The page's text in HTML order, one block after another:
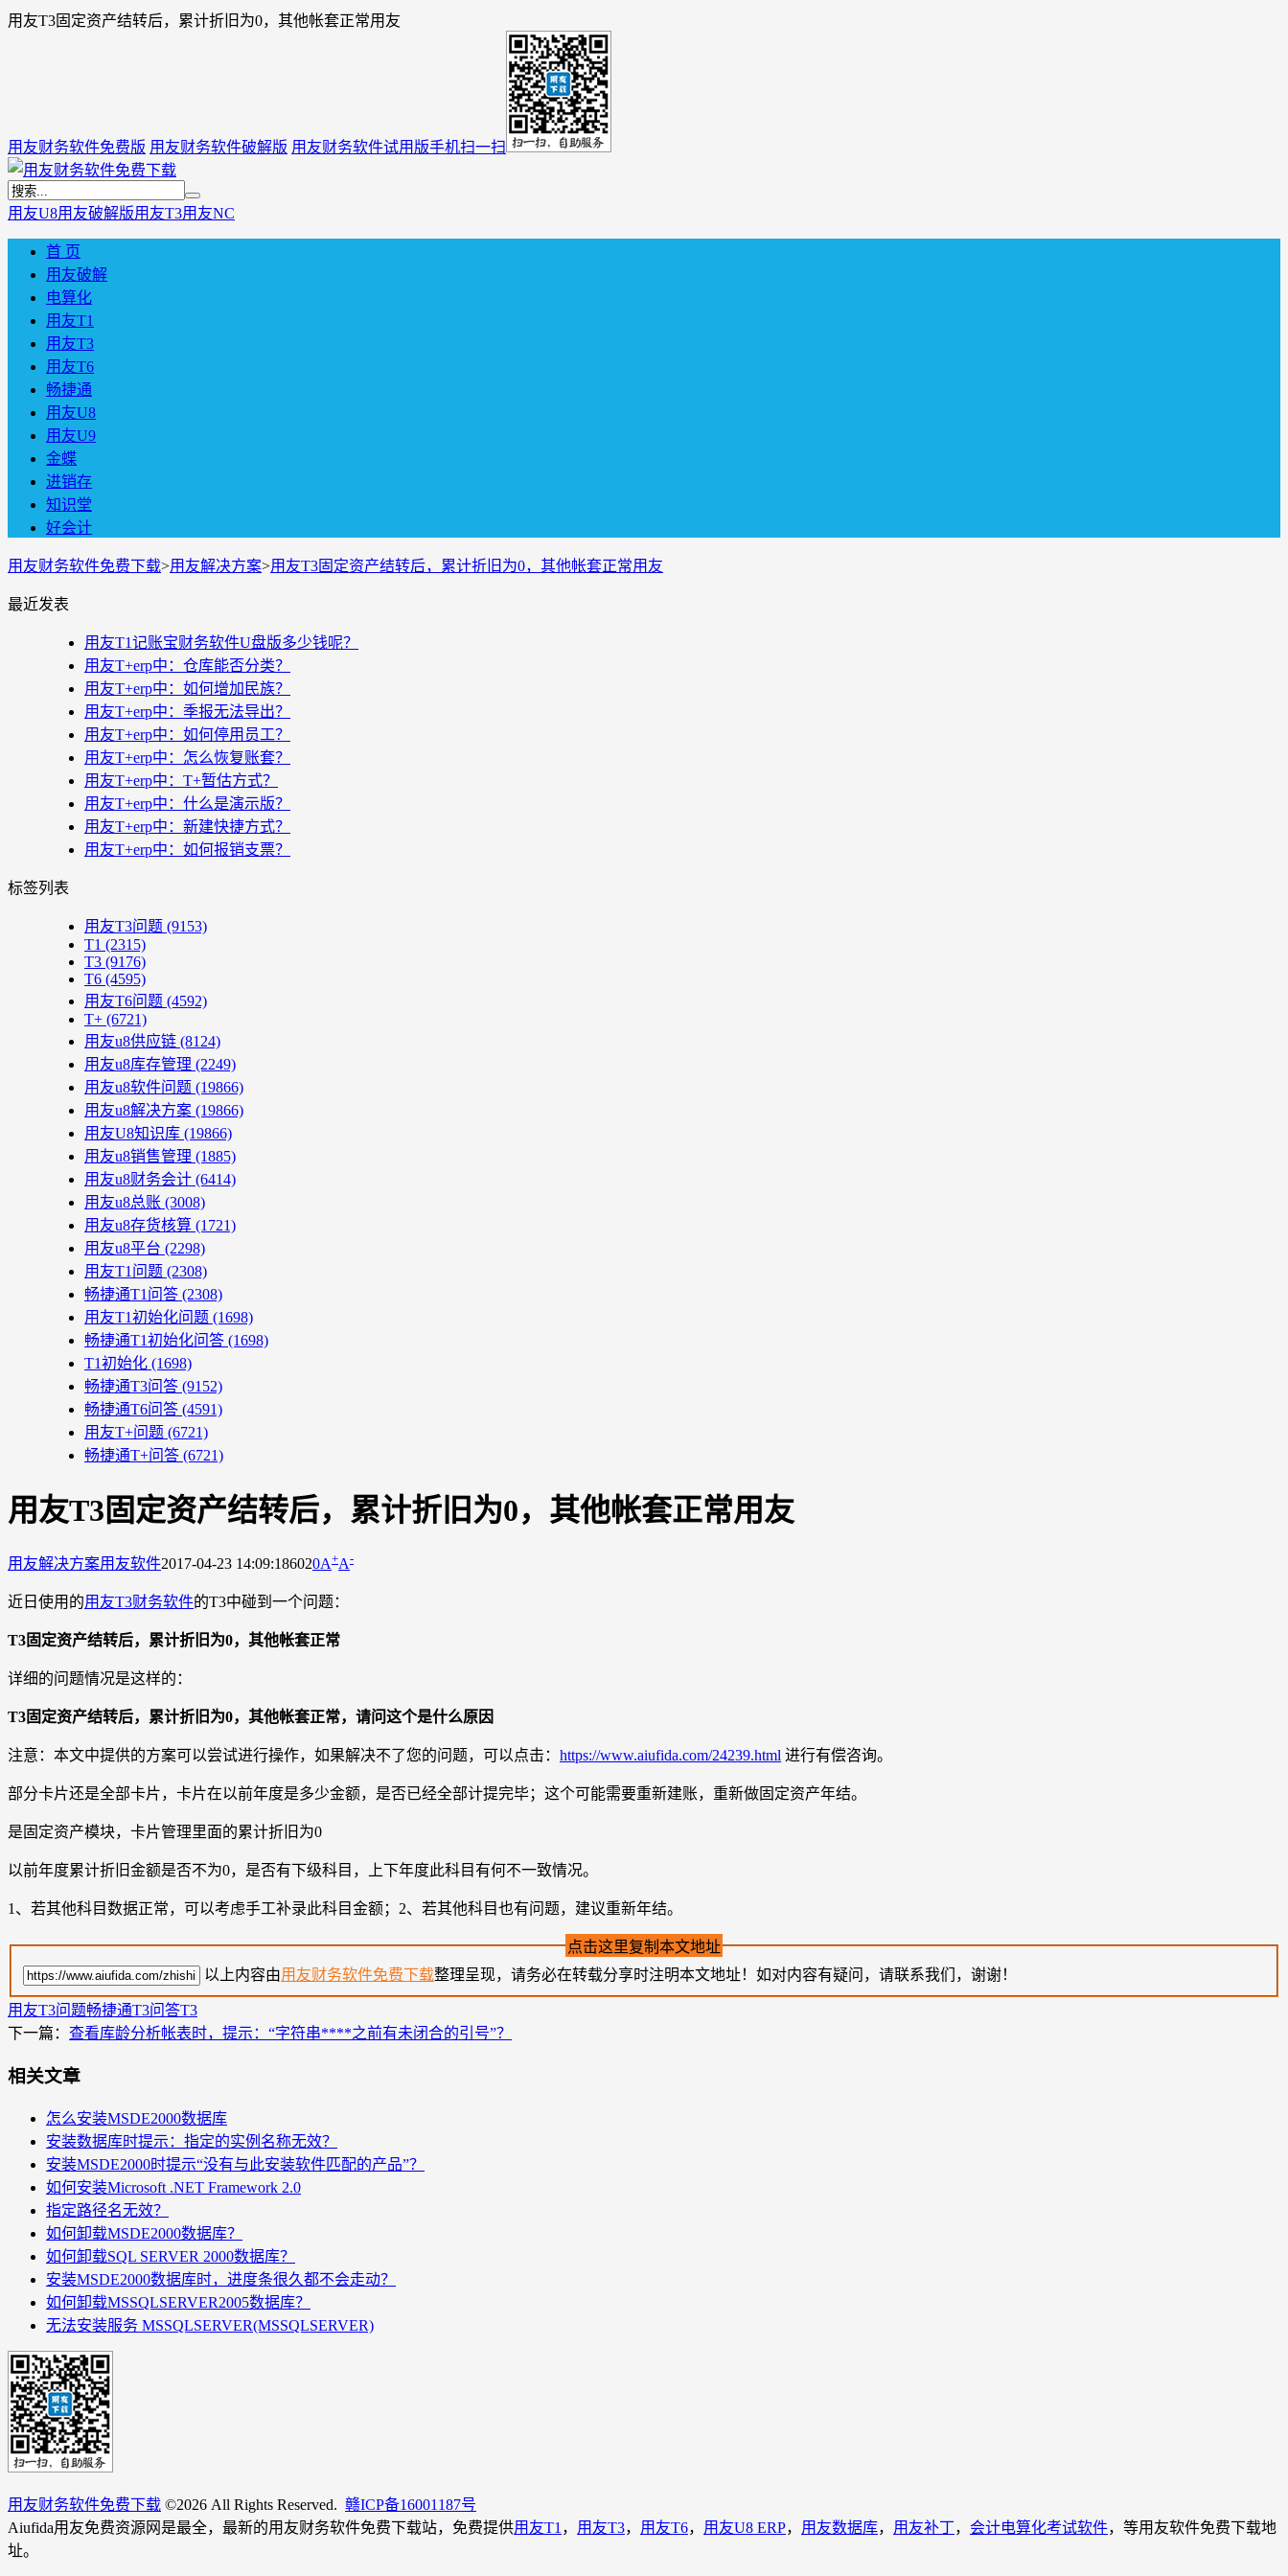
用友T3固定资产结转后，累计折旧为0，其他帐套正常用友
用友财务软件免费版 用友财务软件破解版 用友财务软件试用版手机扫一扫
用友U8用友破解版用友T3用友NC
首 页
用友破解
电算化
用友T1
用友T3
用友T6
畅捷通
用友U8
用友U9
金蝶
进销存
知识堂
好会计
用友财务软件免费下载>用友解决方案>用友T3固定资产结转后，累计折旧为0，其他帐套正常用友
最近发表
用友T1记账宝财务软件U盘版多少钱呢？
用友T+erp中：仓库能否分类？
用友T+erp中：如何增加民族？
用友T+erp中：季报无法导出？
用友T+erp中：如何停用员工？
用友T+erp中：怎么恢复账套？
用友T+erp中：T+暂估方式？
用友T+erp中：什么是演示版？
用友T+erp中：新建快捷方式？
用友T+erp中：如何报销支票？
标签列表
用友T3问题 (9153)
T1 (2315)
T3 (9176)
T6 (4595)
用友T6问题 (4592)
T+ (6721)
用友u8供应链 (8124)
用友u8库存管理 (2249)
用友u8软件问题 (19866)
用友u8解决方案 (19866)
用友U8知识库 (19866)
用友u8销售管理 (1885)
用友u8财务会计 (6414)
用友u8总账 (3008)
用友u8存货核算 (1721)
用友u8平台 (2298)
用友T1问题 (2308)
畅捷通T1问答 (2308)
用友T1初始化问题 (1698)
畅捷通T1初始化问答 (1698)
T1初始化 (1698)
畅捷通T3问答 (9152)
畅捷通T6问答 (4591)
用友T+问题 (6721)
畅捷通T+问答 (6721)
用友T3固定资产结转后，累计折旧为0，其他帐套正常用友
用友解决方案用友软件2017-04-23 14:09:186020A+A-
近日使用的用友T3财务软件的T3中碰到一个问题：
T3固定资产结转后，累计折旧为0，其他帐套正常
详细的问题情况是这样的：
T3固定资产结转后，累计折旧为0，其他帐套正常，请问这个是什么原因
注意：本文中提供的方案可以尝试进行操作，如果解决不了您的问题，可以点击： https://www.aiufida.com/24239.html 进行有偿咨询。
部分卡片还是全部卡片，卡片在以前年度是多少金额，是否已经全部计提完毕；这个可能需要重新建账，重新做固定资产年结。
是固定资产模块，卡片管理里面的累计折旧为0
以前年度累计折旧金额是否不为0，是否有下级科目，上下年度此科目有何不一致情况。
1、若其他科目数据正常，可以考虑手工补录此科目金额；2、若其他科目也有问题，建议重新年结。
点击这里复制本文地址
以上内容由用友财务软件免费下载整理呈现，请务必在转载分享时注明本文地址！如对内容有疑问，请联系我们，谢谢！
用友T3问题畅捷通T3问答T3
下一篇： 查看库龄分析帐表时，提示：“字符串****之前有未闭合的引号”？
相关文章
怎么安装MSDE2000数据库
安装数据库时提示：指定的实例名称无效？
安装MSDE2000时提示“没有与此安装软件匹配的产品”？
如何安装Microsoft .NET Framework 2.0
指定路径名无效？
如何卸载MSDE2000数据库？
如何卸载SQL SERVER 2000数据库？
安装MSDE2000数据库时，进度条很久都不会走动？
如何卸载MSSQLSERVER2005数据库？
无法安装服务 MSSQLSERVER(MSSQLSERVER)
用友财务软件免费下载 ©2026 All Rights Reserved. 赣ICP备16001187号
Aiufida用友免费资源网是最全，最新的用友财务软件免费下载站，免费提供用友T1 ， 用友T3， 用友T6， 用友U8 ERP， 用友数据库， 用友补丁， 会计电算化考试软件，等用友软件免费下载地
址。